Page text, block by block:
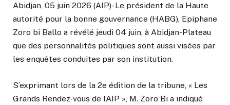
Abidjan, 05 juin 2026 (AIP)- Le président de la Haute
autorité pour la bonne gouvernance (HABG), Epiphane
Zoro bi Ballo a révélé jeudi 04 juin, à Abidjan-Plateau
que des personnalités politiques sont aussi visées par
les enquêtes conduites par son institution.
S’exprimant lors de la 2e édition de la tribune, « Les
Grands Rendez-vous de l’AIP », M. Zoro Bi a indiqué